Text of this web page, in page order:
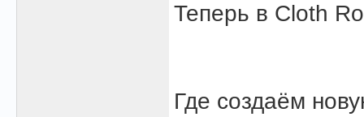
Теперь в Cloth
Где создаём